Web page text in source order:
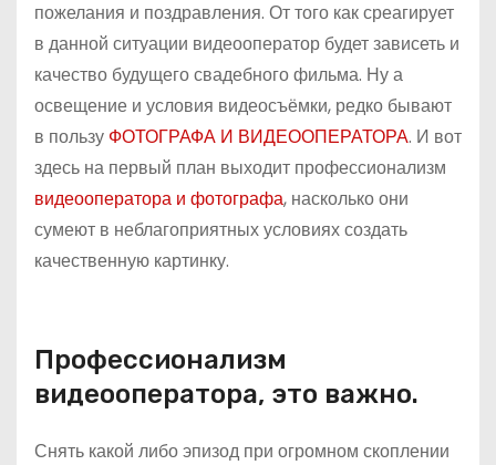
пожелания и поздравления. От того как среагирует
в данной ситуации видеооператор будет зависеть и
качество будущего свадебного фильма. Ну а
освещение и условия видеосъёмки, редко бывают
в пользу ФОТОГРАФА И ВИДЕООПЕРАТОРА. И вот
здесь на первый план выходит профессионализм
видеооператора и фотографа, насколько они
сумеют в неблагоприятных условиях создать
качественную картинку.
Профессионализм
видеооператора, это важно.
Снять какой либо эпизод при огромном скоплении